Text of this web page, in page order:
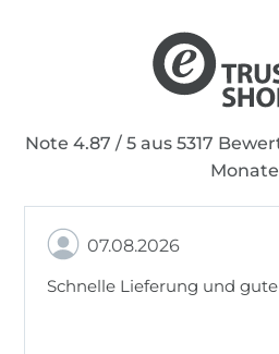
Note 4.87 / 5 aus 5317
Monate
07.08.2026
Schnelle Lieferung und